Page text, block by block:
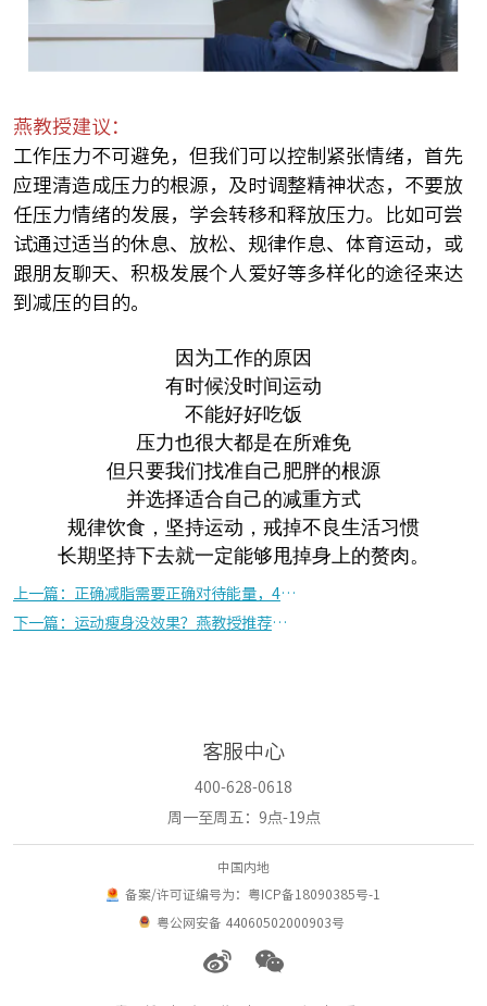
燕教授建议：
工作压力不可避免，但我们可以控制紧张情绪，首先
应理清造成压力的根源，及时调整精神状态，不要放
任压力情绪的发展，学会转移和释放压力。比如可尝
试通过适当的休息、放松、规律作息、体育运动，或
跟朋友聊天、积极发展个人爱好等多样化的途径来达
到减压的目的。
因为工作的原因
有时候没时间运动
不能好好吃饭
压力也很大都是在所难免
但只要我们找准自己肥胖的根源
并选择适合自己的减重方式
规律饮食，坚持运动，戒掉不良生活习惯
长期坚持下去就一定能够甩掉身上的赘肉。
上一篇：正确减脂需要正确对待能量，4个方法教你控制能量，健康瘦身
下一篇：运动瘦身没效果？燕教授推荐几种真正有效的减脂运动
客服中心
400-628-0618
周一至周五：9点-19点
中国内地
备案/许可证编号为：粤ICP备18090385号-1
粤公网安备 44060502000903号